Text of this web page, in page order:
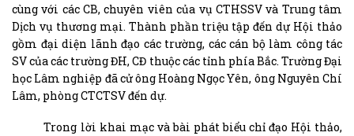
cùng với các CB, chuyên viên của vụ CTHSSV và Trung tâm
Dịch vụ thương mại. Thành phần triệu tập đến dự Hội thảo
gồm đại diện lãnh đạo các trường, các cán bộ làm công tác
SV của các trường ĐH, CĐ thuộc các tỉnh phía Bắc. Trường Đại
học Lâm nghiệp đã cử ông Hoàng Ngọc Yên, ông Nguyên Chí
Lâm, phòng CTCTSV đến dự.
Trong lời khai mạc và bài phát biểu chỉ đạo Hội thảo,